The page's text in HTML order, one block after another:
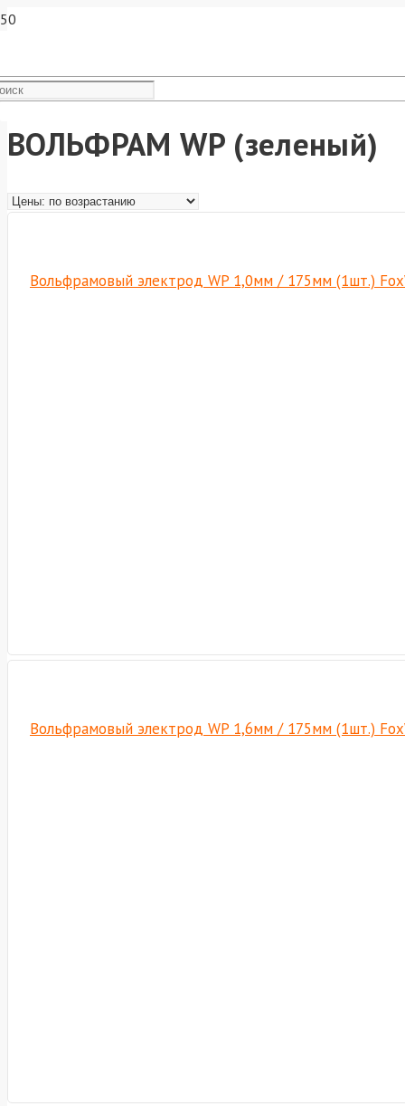
ВОЛЬФРАМ WP (зеленый)
Вольфрамовый электрод WP 1,0мм / 175мм (1шт.)
Вольфрамовый электрод WP 1,6мм / 175мм (1шт.)